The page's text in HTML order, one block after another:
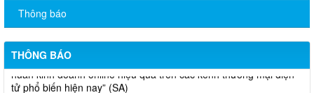
Thông báo
THÔNG BÁO
Thông báo bán thanh lý tài sản công theo hình thức chỉ định
Thông báo lựa chọn nhà thầu thực hiện gói thầu: “tổ chức tập
huấn kinh doanh online hiệu quả trên các kênh thương mại điện
tử phổ biến hiện nay” (SA)